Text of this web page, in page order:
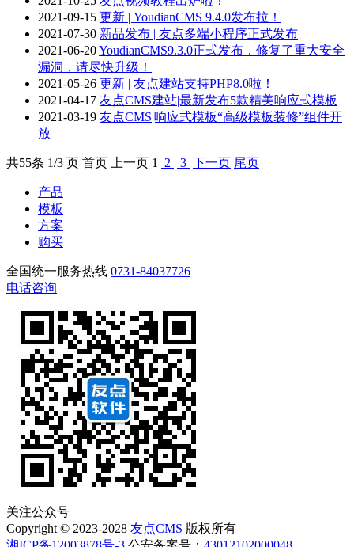
2021-09-15 更新 | YoudianCMS 9.4.0发布拉！
2021-07-30 新品发布 | 友点多端小程序正式发布
2021-06-20YoudianCMS9.3.0正式发布，修复了重大安全
漏洞，请尽快升级！
2021-05-26 更新 | 友点建站支持PHP8.0啦！
2021-04-17 友点CMS建站|最新发布5款精美响应式模板
2021-03-19 友点CMS|响应式模板“高级模板装修”组件开
放
共55条 1/3 页 首页 上一页 1 2 3 下一页 尾页
产品
模板
方案
购买
全国统一服务热线 0731-84037726
电话咨询
关注公众号
Copyright © 2023-2028 友点CMS 版权所有